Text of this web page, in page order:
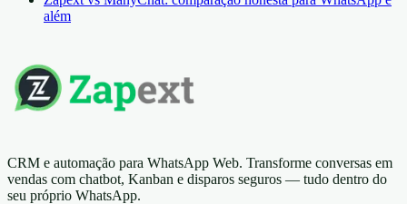
além
CRM e automação para WhatsApp Web. Transforme conversas em
vendas com chatbot, Kanban e disparos seguros — tudo dentro do
seu próprio WhatsApp.